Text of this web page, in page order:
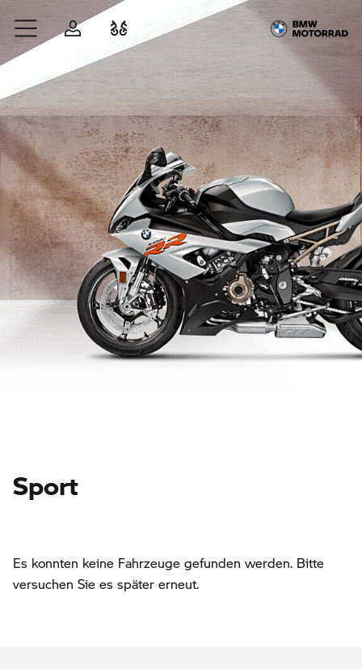
Zum Hauptinhalt springen
AnmeldenFahrzeugvergleich
Sport
Es konnten keine Fahrzeuge gefunden werden. Bitte
versuchen Sie es später erneut.